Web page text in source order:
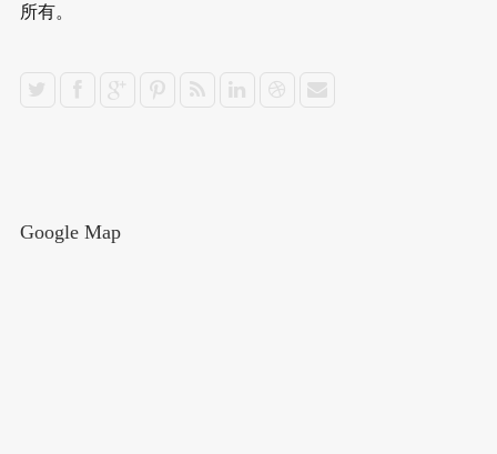
所有。
Google Map